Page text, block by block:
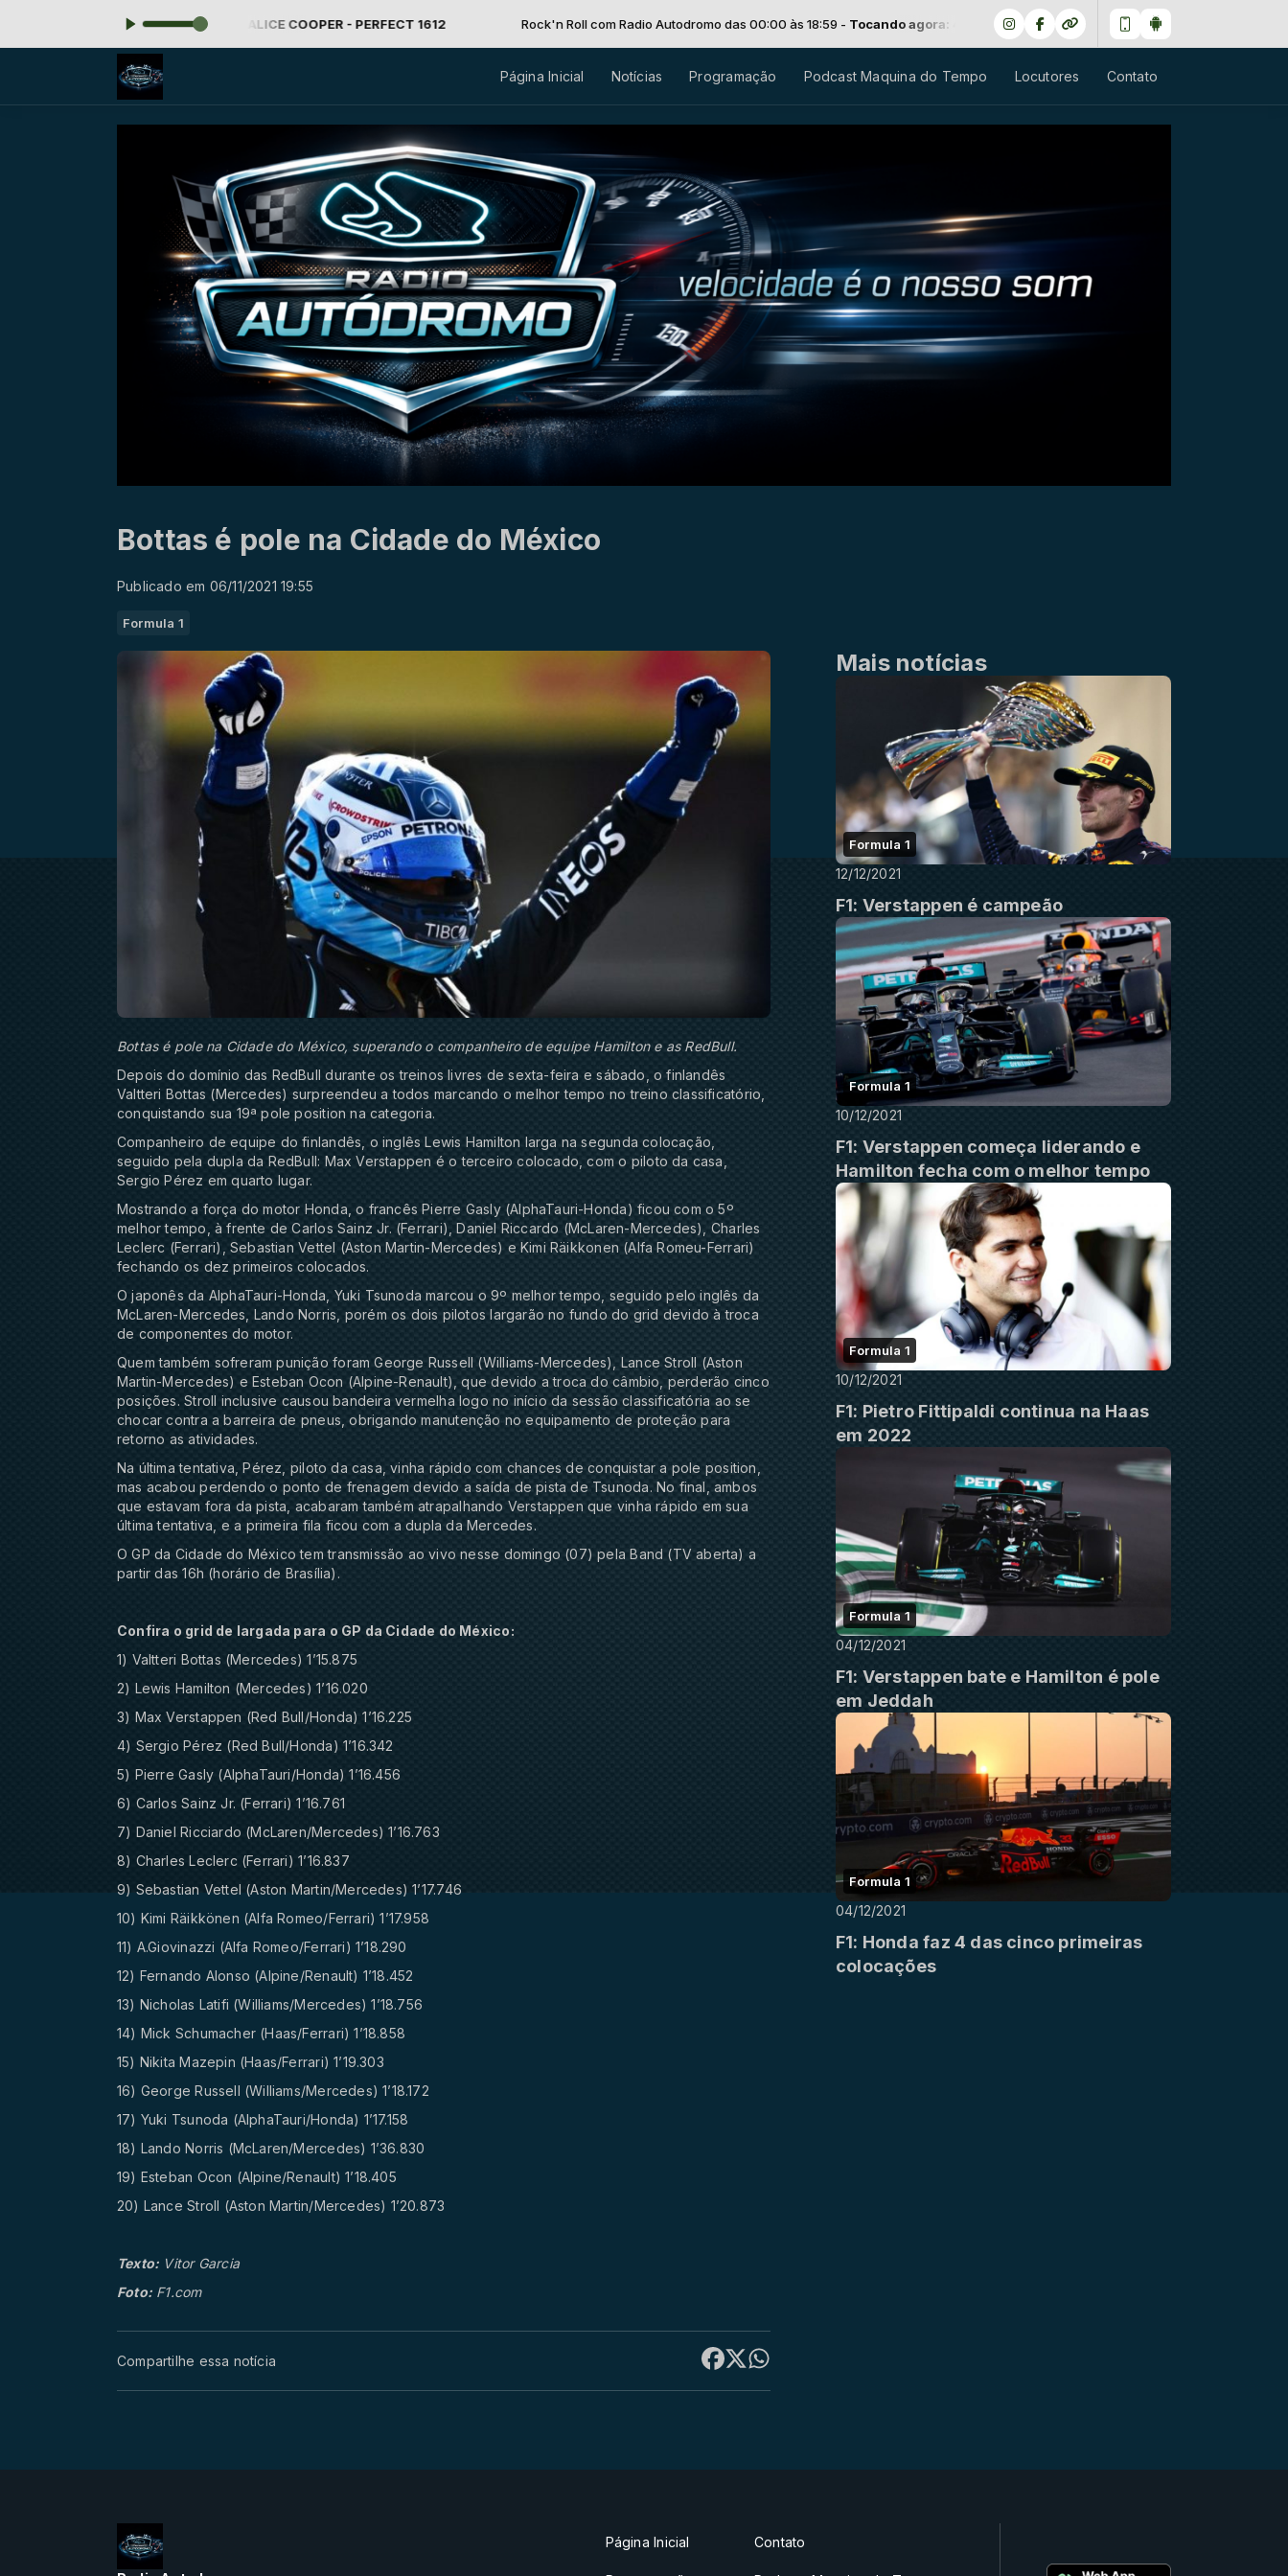
Tocando agora: 471 - ALICE COOPER - PERFECT 1612 Rock'n Roll com Radio Autodromo das 00:00 às 18:59 -Tocando agora: 471 - ALICE COOPER - PERFECT 1612
Página Inicial Notícias Programação Podcast Maquina do Tempo Locutores Contato
Bottas é pole na Cidade do México
Publicado em 06/11/2021 19:55
Formula 1
Bottas é pole na Cidade do México, superando o companheiro de equipe Hamilton e as RedBull.
Depois do domínio das RedBull durante os treinos livres de sexta-feira e sábado, o finlandês
Valtteri Bottas (Mercedes) surpreendeu a todos marcando o melhor tempo no treino classificatório,
conquistando sua 19ª pole position na categoria.
Companheiro de equipe do finlandês, o inglês Lewis Hamilton larga na segunda colocação,
seguido pela dupla da RedBull: Max Verstappen é o terceiro colocado, com o piloto da casa,
Sergio Pérez em quarto lugar.
Mostrando a força do motor Honda, o francês Pierre Gasly (AlphaTauri-Honda) ficou com o 5º
melhor tempo, à frente de Carlos Sainz Jr. (Ferrari), Daniel Riccardo (McLaren-Mercedes), Charles
Leclerc (Ferrari), Sebastian Vettel (Aston Martin-Mercedes) e Kimi Räikkonen (Alfa Romeu-Ferrari)
fechando os dez primeiros colocados.
O japonês da AlphaTauri-Honda, Yuki Tsunoda marcou o 9º melhor tempo, seguido pelo inglês da
McLaren-Mercedes, Lando Norris, porém os dois pilotos largarão no fundo do grid devido à troca
de componentes do motor.
Quem também sofreram punição foram George Russell (Williams-Mercedes), Lance Stroll (Aston
Martin-Mercedes) e Esteban Ocon (Alpine-Renault), que devido a troca do câmbio, perderão cinco
posições. Stroll inclusive causou bandeira vermelha logo no início da sessão classificatória ao se
chocar contra a barreira de pneus, obrigando manutenção no equipamento de proteção para
retorno as atividades.
Na última tentativa, Pérez, piloto da casa, vinha rápido com chances de conquistar a pole position,
mas acabou perdendo o ponto de frenagem devido a saída de pista de Tsunoda. No final, ambos
que estavam fora da pista, acabaram também atrapalhando Verstappen que vinha rápido em sua
última tentativa, e a primeira fila ficou com a dupla da Mercedes.
O GP da Cidade do México tem transmissão ao vivo nesse domingo (07) pela Band (TV aberta) a
partir das 16h (horário de Brasília).
Confira o grid de largada para o GP da Cidade do México:
1) Valtteri Bottas (Mercedes) 1’15.875
2) Lewis Hamilton (Mercedes) 1’16.020
3) Max Verstappen (Red Bull/Honda) 1’16.225
4) Sergio Pérez (Red Bull/Honda) 1’16.342
5) Pierre Gasly (AlphaTauri/Honda) 1’16.456
6) Carlos Sainz Jr. (Ferrari) 1’16.761
7) Daniel Ricciardo (McLaren/Mercedes) 1’16.763
8) Charles Leclerc (Ferrari) 1’16.837
9) Sebastian Vettel (Aston Martin/Mercedes) 1’17.746
10) Kimi Räikkönen (Alfa Romeo/Ferrari) 1’17.958
11) A.Giovinazzi (Alfa Romeo/Ferrari) 1’18.290
12) Fernando Alonso (Alpine/Renault) 1’18.452
13) Nicholas Latifi (Williams/Mercedes) 1’18.756
14) Mick Schumacher (Haas/Ferrari) 1’18.858
15) Nikita Mazepin (Haas/Ferrari) 1’19.303
16) George Russell (Williams/Mercedes) 1’18.172
17) Yuki Tsunoda (AlphaTauri/Honda) 1’17.158
18) Lando Norris (McLaren/Mercedes) 1’36.830
19) Esteban Ocon (Alpine/Renault) 1’18.405
20) Lance Stroll (Aston Martin/Mercedes) 1’20.873
Texto: Vitor Garcia
Foto: F1.com
Compartilhe essa notícia
Mais notícias
Formula 1
12/12/2021
F1: Verstappen é campeão
Formula 1
10/12/2021
F1: Verstappen começa liderando e
Hamilton fecha com o melhor tempo
Formula 1
10/12/2021
F1: Pietro Fittipaldi continua na Haas
em 2022
Formula 1
04/12/2021
F1: Verstappen bate e Hamilton é pole
em Jeddah
Formula 1
04/12/2021
F1: Honda faz 4 das cinco primeiras
colocações
Página Inicial Contato